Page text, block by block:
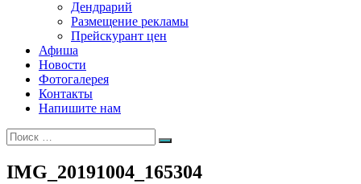
Дендрарий
Размещение рекламы
Прейскурант цен
Афиша
Новости
Фотогалерея
Контакты
Напишите нам
Искать:
Поиск
IMG_20191004_165304